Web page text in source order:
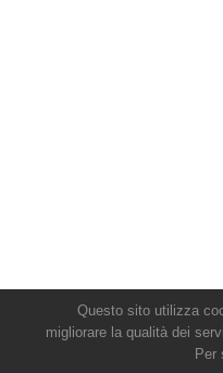
Questo sito utilizza
migliorare la qualità dei
Per